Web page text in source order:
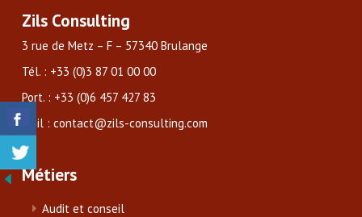
Zils Consulting
3 rue de Metz – F – 57340 Brulange
Tél. : +33 (0)3 87 01 00 00
Port. : +33 (0)6 457 427 83
Mail : contact@zils-consulting.com
Métiers
Audit et conseil